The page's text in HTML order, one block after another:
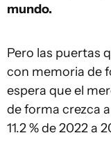
mundo.
Pero las puertas
con memoria de
espera que el
de forma crezca
11.2 % de 2022 a